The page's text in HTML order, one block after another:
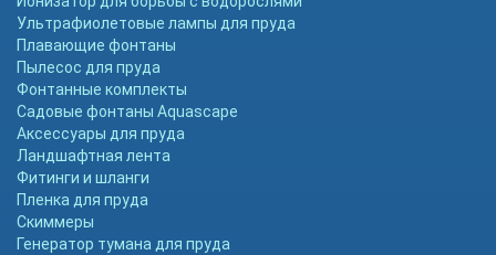
Ультрафиолетовые лампы для пруда
Плавающие фонтаны
Пылесос для пруда
Фонтанные комплекты
Садовые фонтаны Aquascape
Аксессуары для пруда
Ландшафтная лента
Фитинги и шланги
Пленка для пруда
Скиммеры
Генератор тумана для пруда